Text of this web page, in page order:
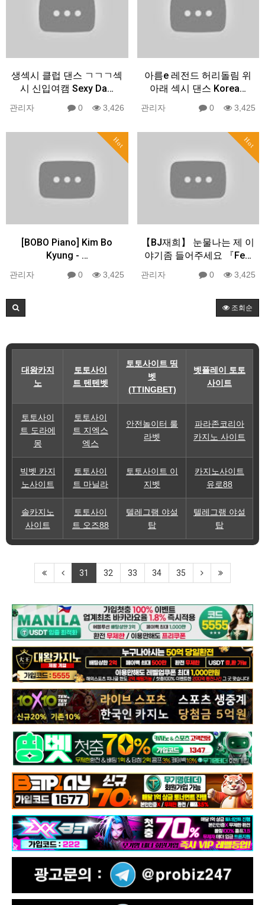
생섹시 클럽 댄스 ㄱㄱㄱ섹
시 신입여캠 Sexy Da…
관리자 0 3,426
아름e 레전드 허리돌림 위
아래 섹시 댄스 Korea…
관리자 0 3,425
Hot
[BOBO Piano] Kim Bo
Kyung - …
관리자 0 3,425
Hot
【BJ재희】 눈물나는 제 이
야기좀 들어주세요 『Fe…
관리자 0 3,425
조회순
대왕카지
노
토토사이
트 텐텐벳
토토사이트 띵
벳
(TTINGBET)
벳플레이 토토
사이트
토토사이
트 도라에
몽
토토사이
트 지엑스
엑스
안전놀이터 룰
라벳
파라존코리아
카지노 사이트
빅벳 카지
노사이트
토토사이
트 마닐라
토토사이트 이
지벳
카지노사이트
유로88
솔카지노
사이트
토토사이
트 오즈88
텔레그램 야설
탑
텔레그램 야설
탑
31 32 33 34 35